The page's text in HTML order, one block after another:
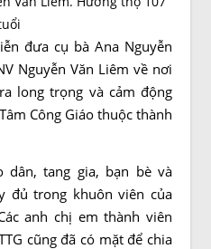
Nguyễn Văn Liêm về nơi
long trọng và cảm động
Công Giáo thuộc thành
dân, tang gia, bạn bè và
đủ trong khuôn viên của
anh chị em thành viên
cũng đã có mặt để chia